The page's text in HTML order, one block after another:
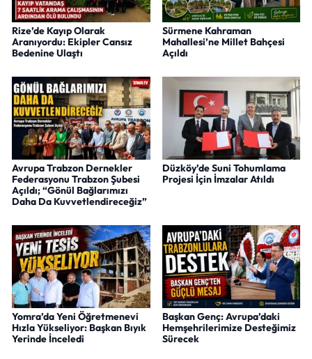
Rize’de Kayıp Olarak
Aranıyordu: Ekipler Cansız
Bedenine Ulaştı
Sürmene Kahraman
Mahallesi’ne Millet Bahçesi
Açıldı
Avrupa Trabzon Dernekler
Federasyonu Trabzon Şubesi
Açıldı; “Gönül Bağlarımızı
Daha Da Kuvvetlendireceğiz”
Düzköy’de Suni Tohumlama
Projesi İçin İmzalar Atıldı
Yomra’da Yeni Öğretmenevi
Hızla Yükseliyor: Başkan Bıyık
Yerinde İnceledi
Başkan Genç: Avrupa’daki
Hemşehrilerimize Desteğimiz
Sürecek